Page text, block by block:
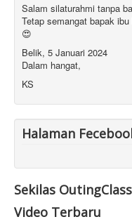
Salam silaturahmi tanpa
Tetap semangat bapak
😍
Belik, 5 Januari 2024
Dalam hangat,
KS
Halaman
Sekilas OutingClass
Video Terbaru